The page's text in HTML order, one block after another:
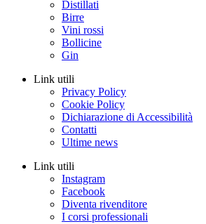
Distillati
Birre
Vini rossi
Bollicine
Gin
Link utili
Privacy Policy
Cookie Policy
Dichiarazione di Accessibilità
Contatti
Ultime news
Link utili
Instagram
Facebook
Diventa rivenditore
I corsi professionali